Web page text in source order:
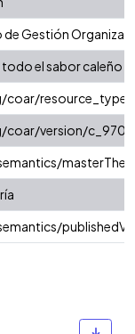
Gestión
el sabor caleño
resource_type/
version/